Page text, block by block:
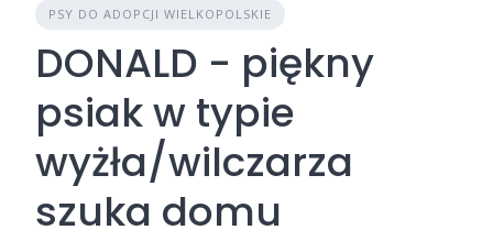
PSY DO ADOPCJI WIELKOPOLSKIE
DONALD - piękny
psiak w typie
wyżła/wilczarza
szuka domu